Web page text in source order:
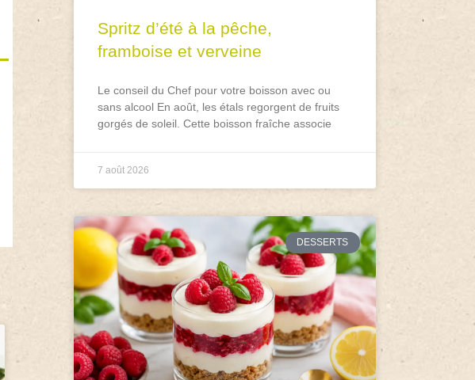
Spritz d’été à la pêche,
framboise et verveine
Le conseil du Chef pour votre boisson avec ou
sans alcool En août, les étals regorgent de fruits
gorgés de soleil. Cette boisson fraîche associe
7 août 2026
DESSERTS